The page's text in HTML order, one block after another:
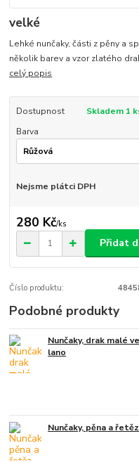
velké
Lehké nunčaky, části z pěny a
několik barev a vzor zlatého
celý popis
Dostupnost
Skladem 1
Barva
Nejsme plátci DPH
280 Kč/ks
Přidat
Číslo produktu:
Podobné produkty
Nunčaky, drak malé
lano
Nunčaky, pěna a